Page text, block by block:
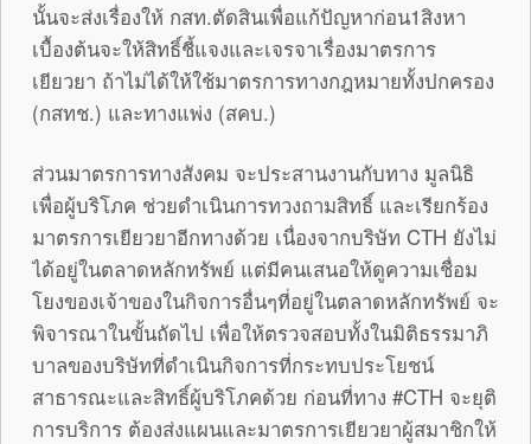
นั้นจะส่งเรื่องให้ กสท.ตัดสินเพื่อแก้ปัญหาก่อน1สิงหา
เบื้องต้นจะให้สิทธิ์ชี้แจงและเจรจาเรื่องมาตรการ
เยียวยา ถ้าไม่ได้ให้ใช้มาตรการทางกฎหมายทั้งปกครอง
(กสทช.) และทางแพ่ง (สคบ.)
ส่วนมาตรการทางสังคม จะประสานงานกับทาง มูลนิธิ
เพื่อผู้บริโภค ช่วยดำเนินการทวงถามสิทธิ์ และเรียกร้อง
มาตรการเยียวยาอีกทางด้วย เนื่องจากบริษัท CTH ยังไม่
ได้อยู่ในตลาดหลักทรัพย์ แต่มีคนเสนอให้ดูความเชื่อม
โยงของเจ้าของในกิจการอื่นๆที่อยู่ในตลาดหลักทรัพย์ จะ
พิจารณาในขั้นถัดไป เพื่อให้ตรวจสอบทั้งในมิติธรรมาภิ
บาลของบริษัทที่ดำเนินกิจการที่กระทบประโยชน์
สาธารณะและสิทธิ์ผู้บริโภคด้วย ก่อนที่ทาง #CTH จะยุติ
การบริการ ต้องส่งแผนและมาตรการเยียวยาผู้สมาชิกให้